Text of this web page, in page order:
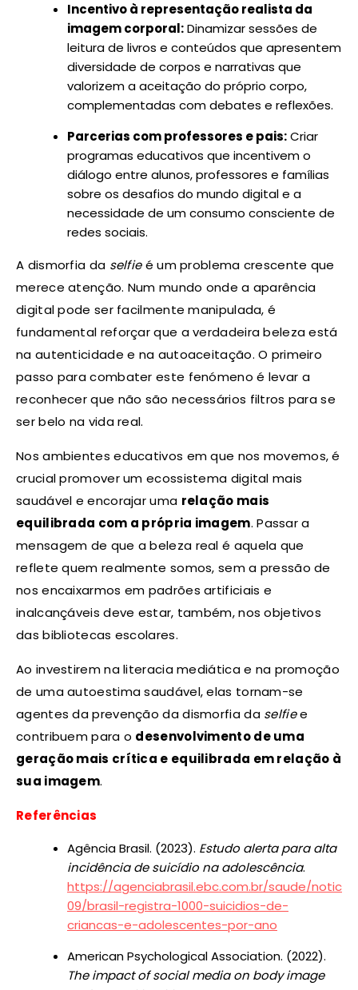
Incentivo à representação realista da
imagem corporal:Dinamizar sessões de
leitura de livros e conteúdos que apresentem
diversidade de corpos e narrativas que
valorizem a aceitação do próprio corpo,
complementadas com debates e reflexões.
Parcerias com professores e pais:Criar
programas educativos que incentivem o
diálogo entre alunos, professores e famílias
sobre os desafios do mundo digital e a
necessidade de um consumo consciente de
redes sociais.
A dismorfia da selfieé um problema crescente que
merece atenção. Num mundo onde a aparência
digital pode ser facilmente manipulada, é
fundamental reforçar que a verdadeira beleza está
na autenticidade e na autoaceitação. O primeiro
passo para combater este fenómeno é levar a
reconhecer que não são necessários filtros para se
ser belo na vida real.
Nos ambientes educativos em que nos movemos, é
crucial promover um ecossistema digital mais
saudável e encorajar uma relação mais
equilibrada com a própria imagem. Passar a
mensagem de que a beleza real é aquela que
reflete quem realmente somos, sem a pressão de
nos encaixarmos em padrões artificiais e
inalcançáveis deve estar, também, nos objetivos
das bibliotecas escolares.
Ao investirem na literacia mediática e na promoção
de uma autoestima saudável, elas tornam-se
agentes da prevenção da dismorfia da selfiee
contribuem para o desenvolvimento de uma
geração mais crítica e equilibrada em relação à
sua imagem.
Referências
Agência Brasil. (2023). Estudo alerta para alta
incidência de suicídio na adolescência.
https://agenciabrasil.ebc.com.br/saude/
09/brasil-registra-1000-suicidios-de-
criancas-e-adolescentes-por-ano
American Psychological Association. (2022).
The impact of social media on body image